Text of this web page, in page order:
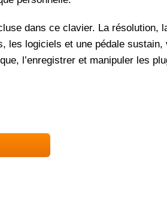
dans ce clavier. La résolution,
les logiciels et une pédale
l’enregistrer et manipuler les